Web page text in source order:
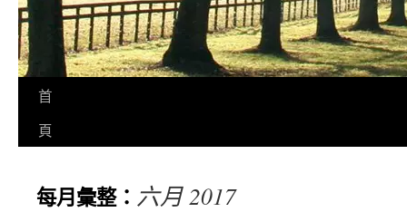
首
頁
每月彙整： 六月 2017